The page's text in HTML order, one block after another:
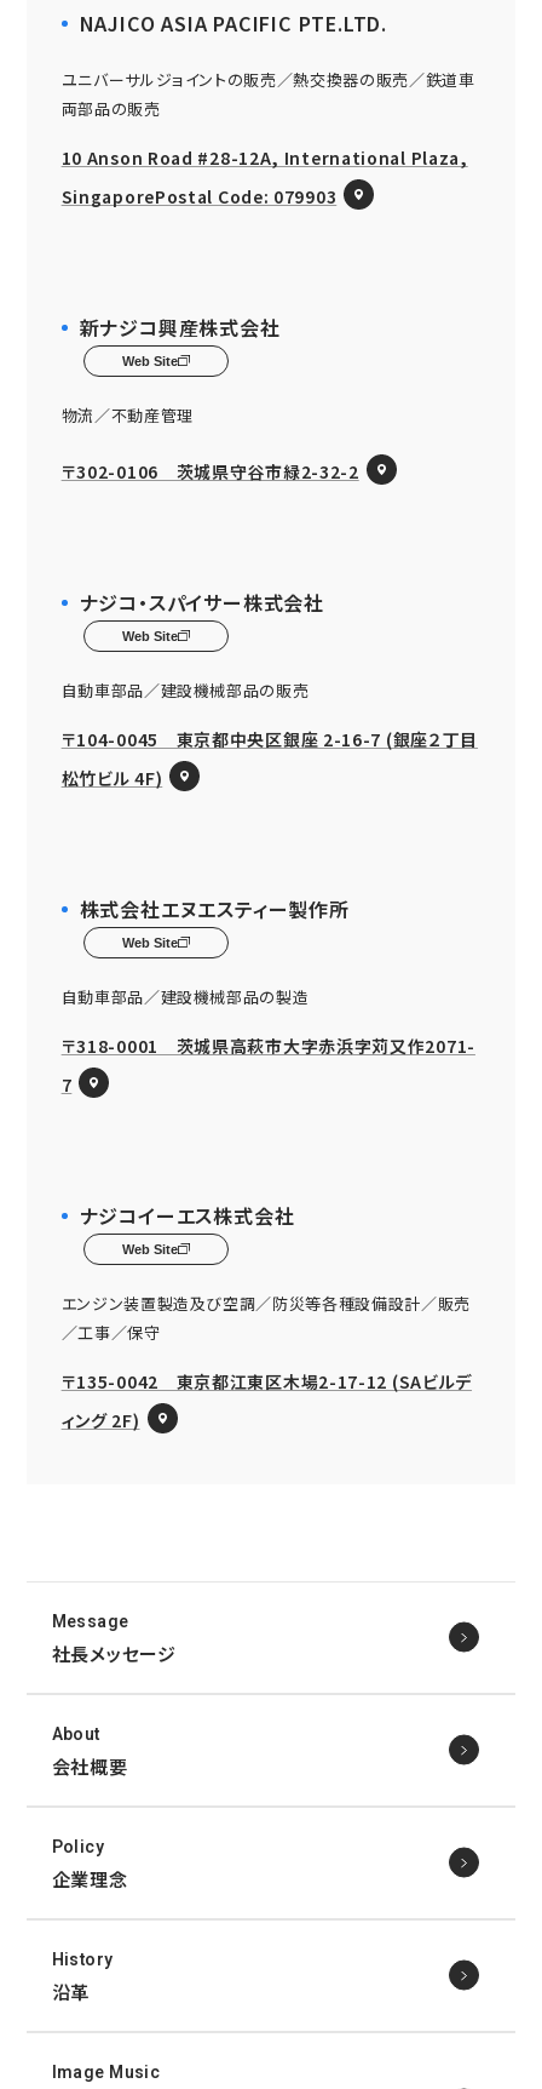
NAJICO ASIA PACIFIC PTE.LTD.
ユニバーサルジョイントの販売／熱交換器の販売／鉄道車
両部品の販売
10 Anson Road #28-12A, International Plaza,
SingaporePostal Code: 079903
新ナジコ興産株式会社
Web Site
物流／不動産管理
〒302-0106 茨城県守谷市緑2-32-2
ナジコ・スパイサー株式会社
Web Site
自動車部品／建設機械部品の販売
〒104-0045 東京都中央区銀座 2-16-7 (銀座２丁目
松竹ビル 4F)
株式会社エヌエスティー製作所
Web Site
自動車部品／建設機械部品の製造
〒318-0001 茨城県高萩市大字赤浜字苅又作2071-
7
ナジコイーエス株式会社
Web Site
エンジン装置製造及び空調／防災等各種設備設計／販売
／工事／保守
〒135-0042 東京都江東区木場2-17-12 (SAビルデ
ィング 2F)
Message
社長メッセージ
About
会社概要
Policy
企業理念
History
沿革
Image Music